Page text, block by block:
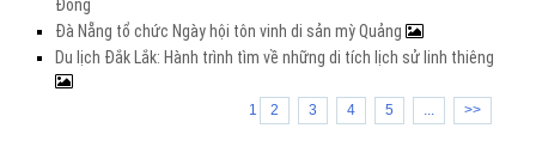
Đông
Đà Nẵng tổ chức Ngày hội tôn vinh di sản mỳ Quảng
Du lịch Đắk Lắk: Hành trình tìm về những di tích lịch sử linh thiêng
1 2 3 4 5 ... >>